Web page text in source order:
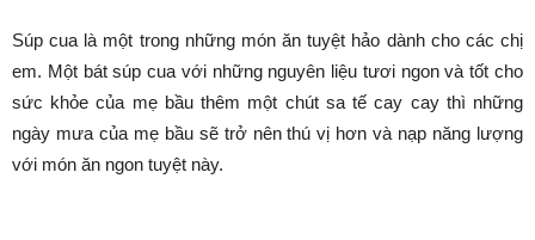
Súp cua là một trong những món ăn tuyệt hảo dành cho các chị
em. Một bát súp cua với những nguyên liệu tươi ngon và tốt cho
sức khỏe của mẹ bầu thêm một chút sa tế cay cay thì những
ngày mưa của mẹ bầu sẽ trở nên thú vị hơn và nạp năng lượng
với món ăn ngon tuyệt này.